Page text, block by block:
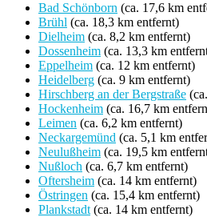
Bad Schönborn (ca. 17,6 km
Brühl (ca. 18,3 km entfernt)
Dielheim (ca. 8,2 km entfernt)
Dossenheim (ca. 13,3 km
Eppelheim (ca. 12 km entfernt)
Heidelberg (ca. 9 km entfernt)
Hirschberg an der Bergstraße
Hockenheim (ca. 16,7 km
Leimen (ca. 6,2 km entfernt)
Neckargemünd (ca. 5,1 km
Neulußheim (ca. 19,5 km
Nußloch (ca. 6,7 km entfernt)
Oftersheim (ca. 14 km entfernt)
Östringen (ca. 15,4 km entfernt)
Plankstadt (ca. 14 km entfernt)